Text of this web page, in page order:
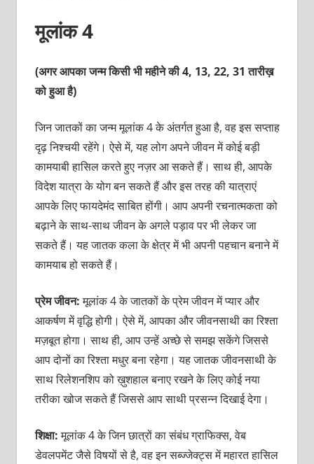
मूलांक 4
(अगर आपका जन्म किसी भी महीने की 4, 13, 22, 31 तारीख़
को हुआ है)
जिन जातकों का जन्म मूलांक 4 के अंतर्गत हुआ है, वह इस सप्ताह
दृढ़ निश्चयी रहेंगे। ऐसे में, यह लोग अपने जीवन में कोई बड़ी
कामयाबी हासिल करते हुए नज़र आ सकते हैं। साथ ही, आपके
विदेश यात्रा के योग बन सकते हैं और इस तरह की यात्राएं
आपके लिए फायदेमंद साबित होंगी। आप अपनी रचनात्मकता को
बढ़ाने के साथ-साथ जीवन के अगले पड़ाव पर भी लेकर जा
सकते हैं। यह जातक कला के क्षेत्र में भी अपनी पहचान बनाने में
कामयाब हो सकते हैं।
प्रेम जीवन:मूलांक 4 के जातकों के प्रेम जीवन में प्यार और
आकर्षण में वृद्धि होगी। ऐसे में, आपका और जीवनसाथी का रिश्ता
मज़बूत होगा। साथ ही, आप उन्हें अच्छे से समझ सकेंगे जिससे
आप दोनों का रिश्ता मधुर बना रहेगा। यह जातक जीवनसाथी के
साथ रिलेशनशिप को ख़ुशहाल बनाए रखने के लिए कोई नया
तरीका खोज सकते हैं जिससे आप साथी प्रसन्न दिखाई देगा।
शिक्षा:मूलांक 4 के जिन छात्रों का संबंध ग्राफिक्स, वेब
डेवलपमेंट जैसे विषयों से है, वह इन सब्ज्जेक्ट्स में महारत हासिल